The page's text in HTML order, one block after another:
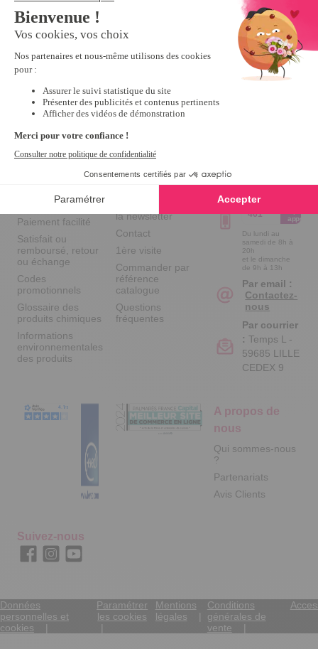
Garantie
2 ans
Livraison domicile
ou Point Retrait
Suivi de
commande
Votre
commande
Livraison
Paiement facilité
Satisfait ou
remboursé, retour
ou échange
Codes
promotionnels
Glossaire des
produits chimiques
Informations
environnementales
des produits
Nos services
Besoin d'aide
Abonnement à la
newsletter
la newsletter
Contact
1ère visite
Commander par
référence
catalogue
Questions
fréquentes
A propos de
nous
Qui sommes-nous
?
Partenariats
Avis Clients
: 0892 461
461
Service
appel
Du lundi au
samedi de 8h à
20h
et le dimanche
de 9h à 13h
Par email :
Contactez-
nous
Par courrier
: Temps L -
59685 LILLE
CEDEX 9
Suivez-nous
Données
personnelles et
cookies
Paramétrer
les cookies
Mentions
légales
Conditions
générales de
vente